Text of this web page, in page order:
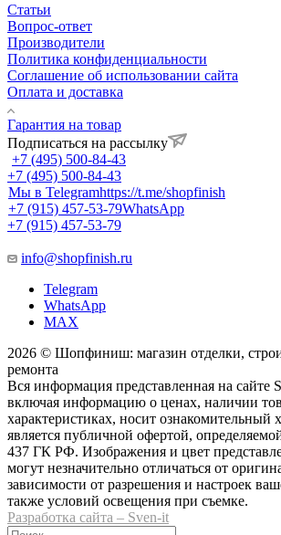
Статьи
Вопрос-ответ
Производители
Политика конфиденциальности
Соглашение об использовании сайта
Оплата и доставка
Гарантия на товар
Подписаться на рассылку
+7 (495) 500-84-43
+7 (495) 500-84-43
Мы в Telegramhttps://t.me/shopfinish
+7 (915) 457-53-79WhatsApp
+7 (915) 457-53-79
info@shopfinish.ru
Telegram
WhatsApp
MAX
2026 © Шопфиниш: магазин отделки,
ремонта
Вся информация представленная на сайте
включая информацию о ценах, наличии
характеристиках, носит ознакомительный
является публичной офертой,
437 ГК РФ. Изображения и цвет
могут незначительно отличаться от
зависимости от разрешения и настроек
также условий освещения при съемке.
Разработка сайта – Sven-it